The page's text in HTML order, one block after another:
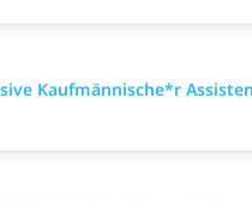
Kaufmännische*r